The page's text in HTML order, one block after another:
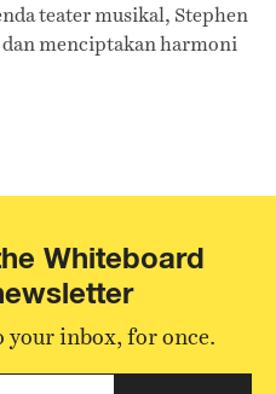
teater musikal, Stephen
menciptakan harmoni
Whiteboard
inbox, for once.